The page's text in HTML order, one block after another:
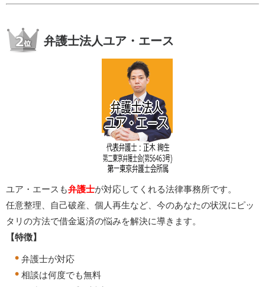
弁護士法人ユア・エース
ユア・エースも弁護士が対応してくれる法律事務所です。
任意整理、自己破産、個人再生など、今のあなたの状況にピッ
タリの方法で借金返済の悩みを解決に導きます。
【特徴】
弁護士が対応
相談は何度でも無料